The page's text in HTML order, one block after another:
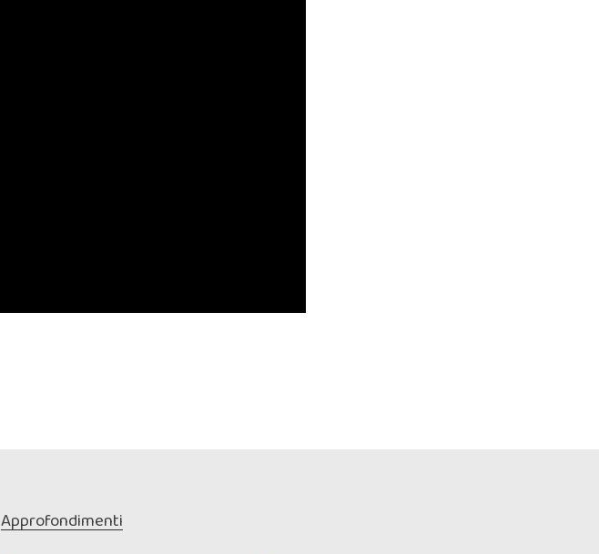
Approfondimenti